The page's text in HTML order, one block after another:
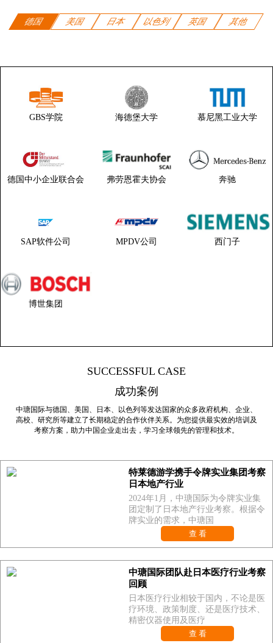
德国 美国 日本 以色列 英国 其他
GBS学院 海德堡大学 慕尼黑工业大学
德国中小企业联合会 弗劳恩霍夫协会 奔驰
SAP软件公司 MPDV公司 西门子
博世集团
SUCCESSFUL CASE
成功案例
中瑭国际与德国、美国、日本、以色列等发达国家的众多政府机构、企业、
高校、研究所等建立了长期稳定的合作伙伴关系。为您提供最实效的培训及
考察方案，助力中国企业走出去，学习全球领先的管理和技术。
特莱德游学携手令牌实业集团考察
日本地产行业
2024年1月，中瑭国际为令牌实业集
团定制了日本地产行业考察。根据令
牌实业的需求，中瑭国
查 看
中瑭国际团队赴日本医疗行业考察
回顾
日本医疗行业相较于国内，不论是医
疗环境、政策制度、还是医疗技术、
精密仪器使用及医疗
查 看